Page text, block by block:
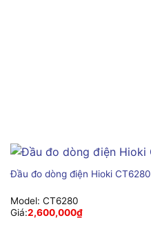
Đầu đo dòng điện Hioki CT6280
Model: CT6280
Giá:2,600,000₫